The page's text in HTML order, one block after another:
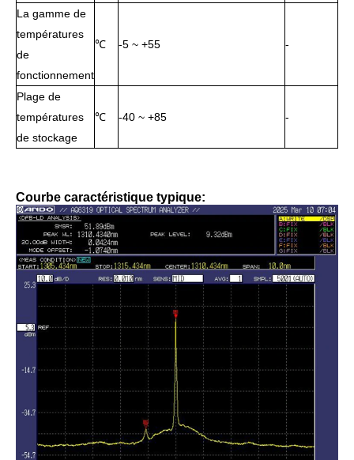
La gamme de
températures
de
fonctionnement
℃ -5 ~ +55 -
Plage de
températures
de stockage
℃ -40 ~ +85 -
Courbe caractéristique typique: